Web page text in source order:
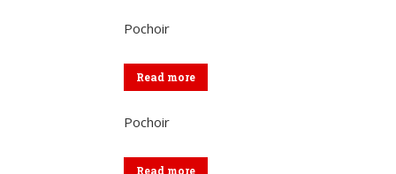
Pochoir
Read more
Pochoir
Read more